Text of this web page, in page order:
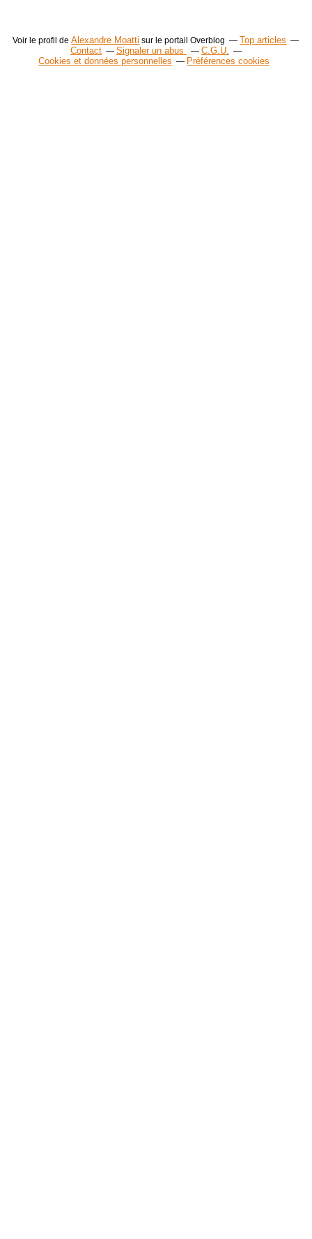
Voir le profil deAlexandre Moatti sur le portail Overblog
Top articles
Contact
Signaler un abus
C.G.U.
Cookies et données personnelles
Préférences cookies